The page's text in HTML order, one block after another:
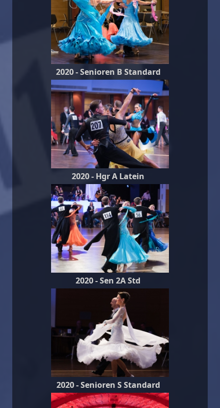
2020 - Senioren B Standard
2020 - Hgr A Latein
2020 - Sen 2A Std
2020 - Senioren S Standard